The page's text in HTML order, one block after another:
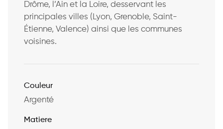
Drôme, l’Ain et la Loire, desservant les
principales villes (Lyon, Grenoble, Saint-
Étienne, Valence) ainsi que les communes
voisines.
Couleur
Argenté
Matiere